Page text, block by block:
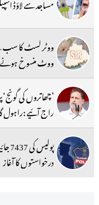
ووٹ منسوخ ہونے
’چھاتروں کی
راج آئیے :راہول
درخواستوں کا آغاز